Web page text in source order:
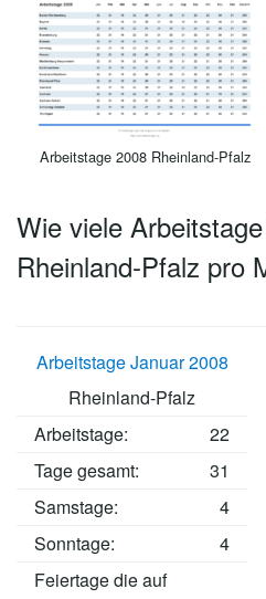
Arbeitstage 2008 Rheinland-Pfalz
Wie viele
Rheinland-Pfalz pro
Arbeitstage Januar 2008
Rheinland-Pfalz
Arbeitstage:
22
Tage gesamt:
31
Samstage:
4
Sonntage:
4
Feiertage die auf